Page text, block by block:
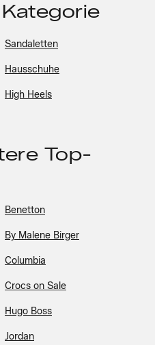
Sandaletten
Hausschuhe
High Heels
Top-
Benetton
By Malene Birger
Columbia
Crocs on Sale
Hugo Boss
Jordan